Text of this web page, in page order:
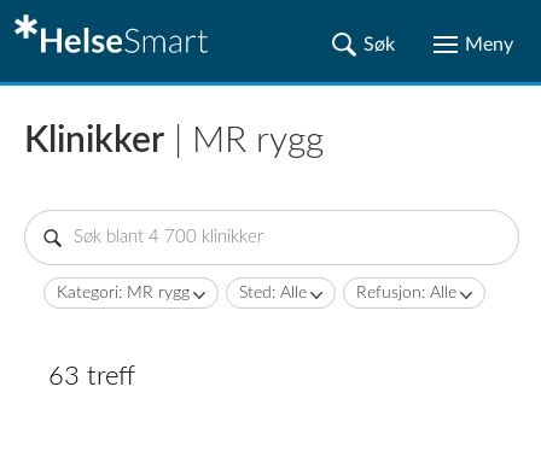
Klinikker | MR rygg
Kategori: MR rygg Sted: Alle Refusjon: Alle
63 treff